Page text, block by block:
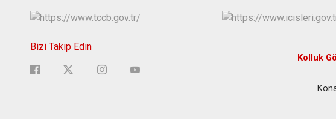
Bizi Takip Edin
Kolluk